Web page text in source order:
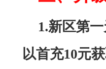
1.新区第
以首充10元